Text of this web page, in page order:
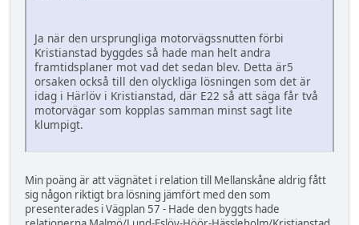
Ja när den ursprungliga motorvägssnutten förbi
Kristianstad byggdes så hade man helt andra
framtidsplaner mot vad det sedan blev. Detta är5
orsaken också till den olyckliga lösningen som det är
idag i Härlöv i Kristianstad, där E22 så att säga får två
motorvägar som kopplas samman minst sagt lite
klumpigt.
Min poäng är att vägnätet i relation till Mellanskåne aldrig fått
sig någon riktigt bra lösning jämfört med den som
presenterades i Vägplan 57 - Hade den byggts hade